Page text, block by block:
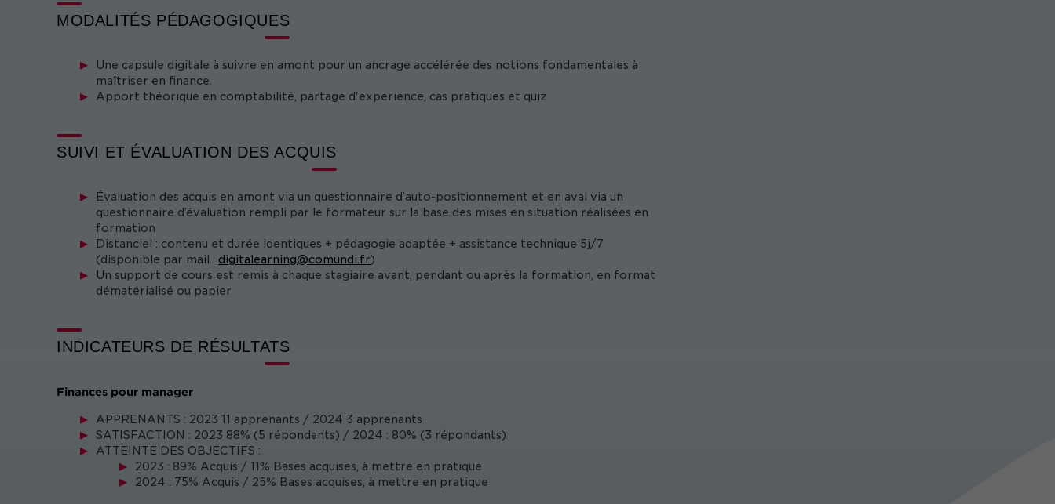
MODALITÉS PÉDAGOGIQUES
Une capsule digitale à suivre en amont pour un ancrage accélérée des notions fondamentales à
maîtriser en finance.
Apport théorique en comptabilité, partage d'experience, cas pratiques et quiz
SUIVI ET ÉVALUATION DES ACQUIS
Évaluation des acquis en amont via un questionnaire d’auto-positionnement et en aval via un
questionnaire d’évaluation rempli par le formateur sur la base des mises en situation réalisées en
formation
Distanciel : contenu et durée identiques + pédagogie adaptée + assistance technique 5j/7
(disponible par mail : digitalearning@comundi.fr)
Un support de cours est remis à chaque stagiaire avant, pendant ou après la formation, en format
dématérialisé ou papier
INDICATEURS DE RÉSULTATS
Finances pour manager
APPRENANTS : 2023 11 apprenants / 2024 3 apprenants
SATISFACTION : 2023 88% (5 répondants) / 2024 : 80% (3 répondants)
ATTEINTE DES OBJECTIFS :
2023 : 89% Acquis / 11% Bases acquises, à mettre en pratique
2024 : 75% Acquis / 25% Bases acquises, à mettre en pratique